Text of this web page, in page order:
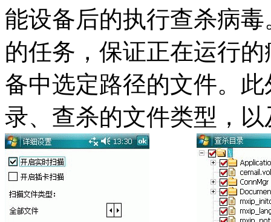
能设备后的执行查杀病
的任务，保证正在运行
备中选定路径的文件。
录、查杀的文件类型，